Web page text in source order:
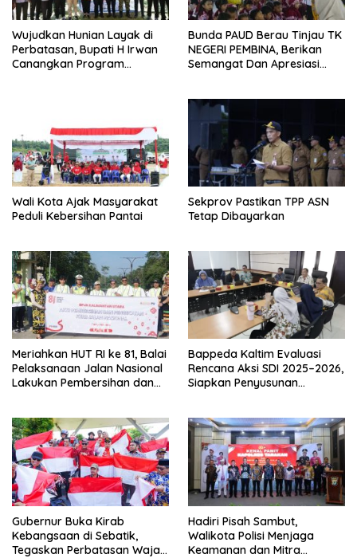
Wujudkan Hunian Layak di
Perbatasan, Bupati H Irwan
Canangkan Program
Bunda PAUD Berau Tinjau TK
NEGERI PEMBINA, Berikan
Semangat Dan Apresiasi
Wali Kota Ajak Masyarakat
Peduli Kebersihan Pantai
Sekprov Pastikan TPP ASN
Tetap Dibayarkan
Meriahkan HUT RI ke 81, Balai
Pelaksanaan Jalan Nasional
Lakukan Pembersihan dan
Bappeda Kaltim Evaluasi
Rencana Aksi SDI 2025–2026,
Siapkan Penyusunan
Gubernur Buka Kirab
Kebangsaan di Sebatik,
Tegaskan Perbatasan Wajah
Hadiri Pisah Sambut,
Walikota Polisi Menjaga
Keamanan dan Mitra